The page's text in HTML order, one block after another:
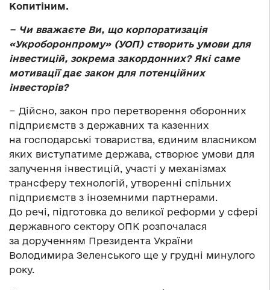
Копитіним.
− Чи вважаєте Ви, що корпоратизація
«Укроборонпрому» (УОП) створить умови для
інвестицій, зокрема закордонних? Які саме
мотивації дає закон для потенційних
інвесторів?
− Дійсно, закон про перетворення оборонних
підприємств з державних та казенних
на господарські товариства, єдиним власником
яких виступатиме держава, створює умови для
залучення інвестицій, участі у механізмах
трансферу технологій, утворенні спільних
підприємств з іноземними партнерами.
До речі, підготовка до великої реформи у сфері
державного сектору ОПК розпочалася
за дорученням Президента України
Володимира Зеленського ще у грудні минулого
року.